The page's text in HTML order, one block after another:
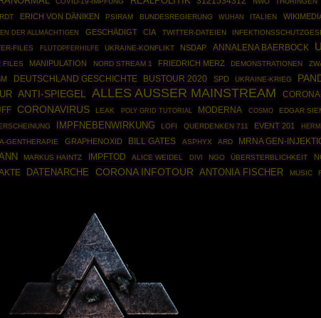
ERICH VON DÄNIKEN PSIRAM BUNDESREGIERUNG WUHAN ITALIEN
DER ALLMÄCHTIGEN GESCHÄDIGT CIA TWITTER-DATEIEN
FILES FLUTOPFERHILFE UKRAINE-KONFLIKT NSDAP ANNALENA BAERBOCK
FILES MANIPULATION NORD STREAM 1 FRIEDRICH MERZ DEMONSTRATIONEN
DEUTSCHLAND GESCHICHTE BUSTOUR 2020 SPD UKRAINE-KRIEG
ANTI-SPIEGEL ALLES AUSSER MAINSTREAM
CORONAVIRUS LEAK POLY GRID TUTORIAL MODERNA COSMO EDGAR
IMPFNEBENWIRKUNG LOFI QUERDENKEN 711 EVENT 201
GENTHERAPIE GRAPHENOXID BILL GATES ASPHYX ARD MRNA GEN-
MARKUS HAINTZ IMPFTOD ALICE WEIDEL DIVI NGO ÜBERSTERBLICHKEIT
DATENARCHE CORONA INFOTOUR ANTONIA FISCHER MUSIC
Powered By :